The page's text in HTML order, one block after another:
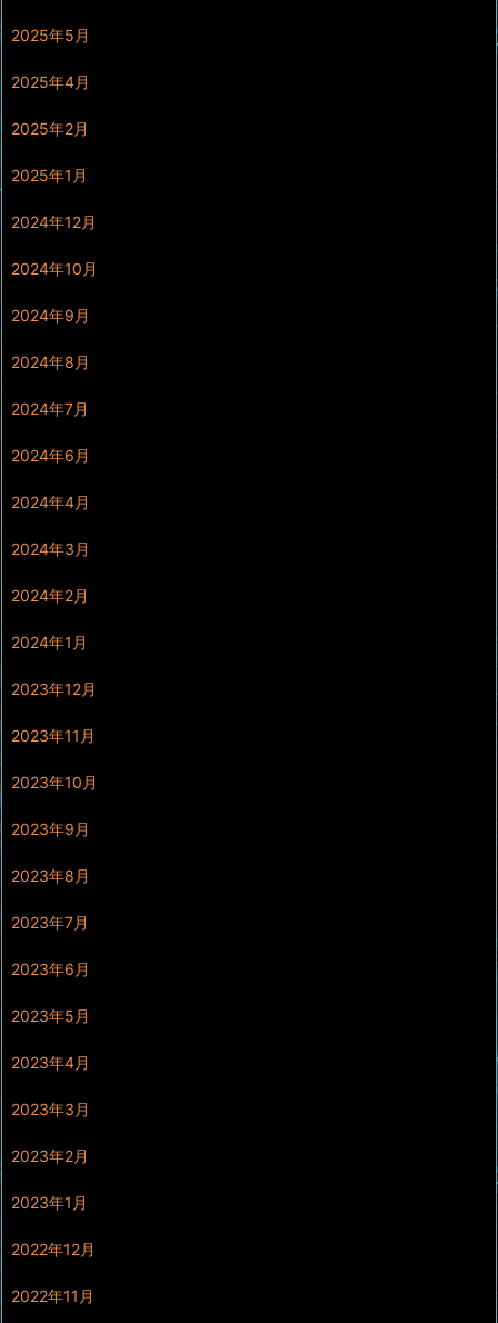
2025年5月
2025年4月
2025年2月
2025年1月
2024年12月
2024年10月
2024年9月
2024年8月
2024年7月
2024年6月
2024年4月
2024年3月
2024年2月
2024年1月
2023年12月
2023年11月
2023年10月
2023年9月
2023年8月
2023年7月
2023年6月
2023年5月
2023年4月
2023年3月
2023年2月
2023年1月
2022年12月
2022年11月